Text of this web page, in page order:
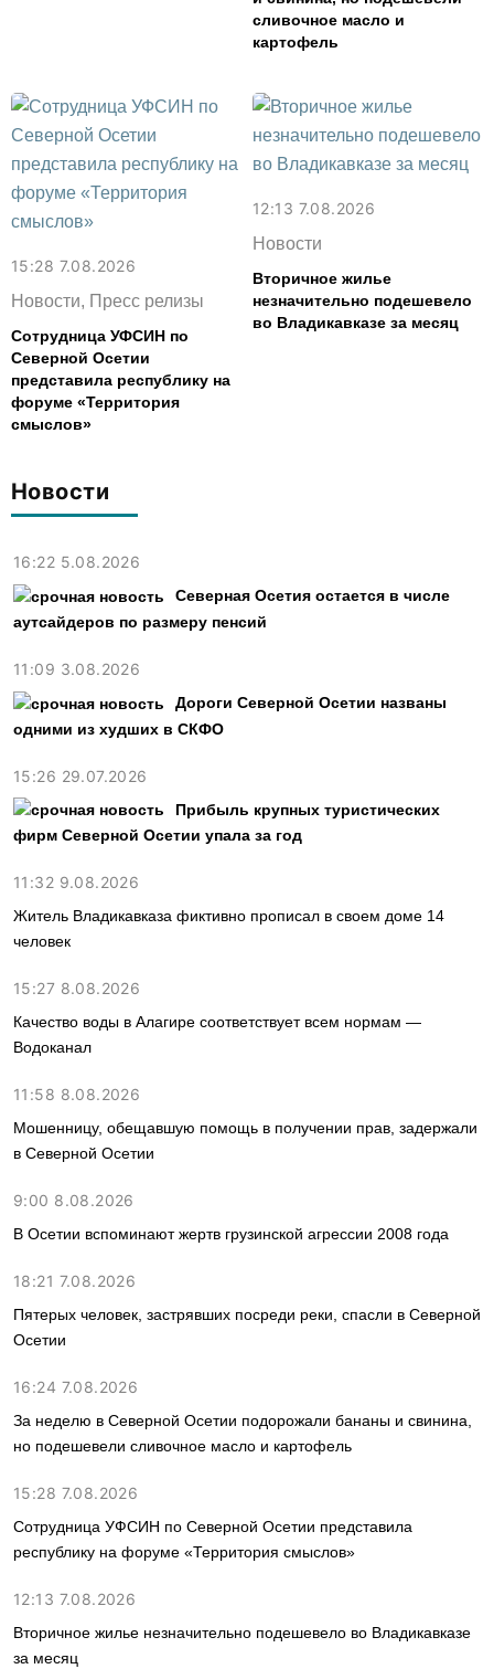
Новости
16:22 5.08.2026
Северная Осетия остается в числе
аутсайдеров по размеру пенсий
11:09 3.08.2026
Дороги Северной Осетии названы
одними из худших в СКФО
15:26 29.07.2026
Прибыль крупных туристических
фирм Северной Осетии упала за год
11:32 9.08.2026
Житель Владикавказа фиктивно прописал в своем доме 14
человек
15:27 8.08.2026
Качество воды в Алагире соответствует всем нормам —
Водоканал
11:58 8.08.2026
Мошенницу, обещавшую помощь в получении прав, задержали
в Северной Осетии
9:00 8.08.2026
В Осетии вспоминают жертв грузинской агрессии 2008 года
18:21 7.08.2026
Пятерых человек, застрявших посреди реки, спасли в Северной
Осетии
16:24 7.08.2026
За неделю в Северной Осетии подорожали бананы и свинина,
но подешевели сливочное масло и картофель
15:28 7.08.2026
Сотрудница УФСИН по Северной Осетии представила
республику на форуме «Территория смыслов»
12:13 7.08.2026
Вторичное жилье незначительно подешевело во Владикавказе
за месяц
сливочное масло и
картофель
15:28 7.08.2026
Новости, Пресс релизы
Сотрудница УФСИН по
Северной Осетии
представила республику на
форуме «Территория
смыслов»
12:13 7.08.2026
Новости
Вторичное жилье
незначительно подешевело
во Владикавказе за месяц